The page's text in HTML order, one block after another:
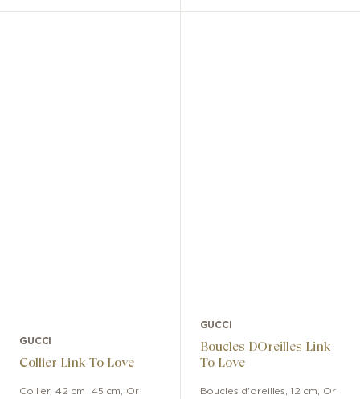
GUCCI
Collier Link To Love
Collier, 42 cm  45 cm
Or
GUCCI
Boucles DOreilles Link
To Love
Boucles d'oreilles 12 cm
Or